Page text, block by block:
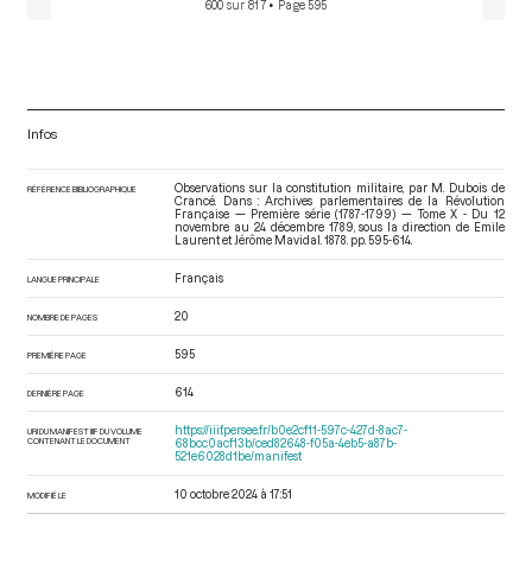
600 sur 817 • Page 595
Infos
RÉFÉRENCE BIBLIOGRAPHIQUE
Observations sur la constitution militaire, par M. Dubois de
Crancé. Dans : Archives parlementaires de la Révolution
Française — Première série (1787-1799) — Tome X - Du 12
novembre au 24 décembre 1789 , sous la direction de Emile
Laurent et Jérôme Mavidal. 1878. pp. 595-614.
LANGUE PRINCIPALE Français
NOMBRE DE PAGES 20
PREMIÈRE PAGE 595
DERNIÈRE PAGE 614
URI DU MANIFEST IIIF DU VOLUME
CONTENANT LE DOCUMENT
https://iiif.persee.fr/b0e2cf11-597c-427d-8ac7-
68bcc0acf13b/ced82648-f05a-4eb5-a87b-
521e6028d1be/manifest
MODIFIÉ LE 10 octobre 2024 à 17:51